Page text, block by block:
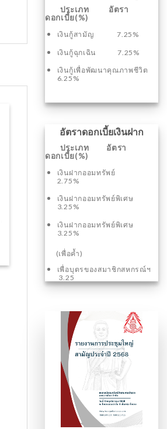
ประเภท อัตรา
ดอกเบี้ย(%)
เงินกู้สามัญ 7.25%
เงินกู้ฉุกเฉิน 7.25%
เงินกู้เพื่อพัฒนาคุณภาพชีวิต
6.25%
อัตราดอกเบี้ยเงินฝาก
ประเภท อัตรา
ดอกเบี้ย(%)
เงินฝากออมทรัพย์
2.75%
เงินฝากออมทรัพย์พิเศษ
3.25%
เงินฝากออมทรัพย์พิเศษ
3.25%
(เพื่อค้ำ)
เพื่อบุตรของสมาชิกสหกรณ์ฯ
3.25